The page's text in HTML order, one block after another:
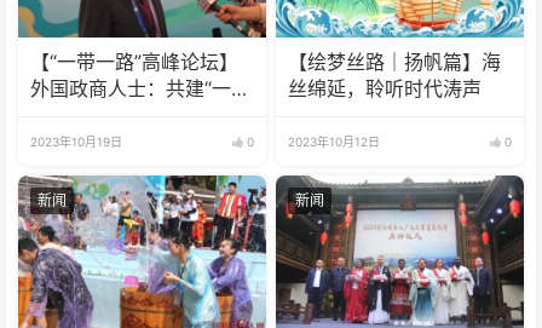
【“一带一路”高峰论坛】
外国政商人士：共建“一带
2023年10月19日 0
【绘梦丝路｜扬帆篇】海
丝绵延，聆听时代涛声
2023年10月12日 0
新闻 新闻